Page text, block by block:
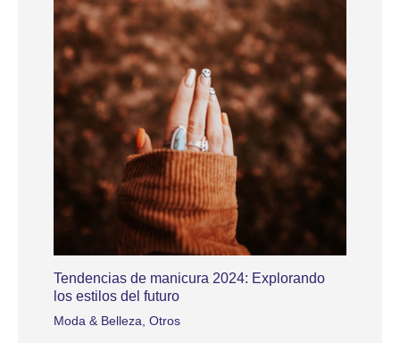
Tendencias de manicura 2024: Explorando
los estilos del futuro
Moda & Belleza Otros